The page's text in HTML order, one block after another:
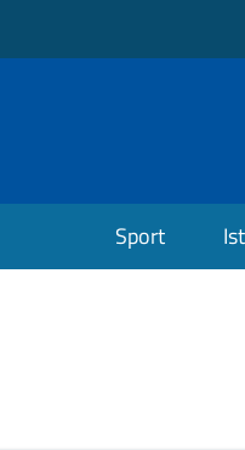
Sport